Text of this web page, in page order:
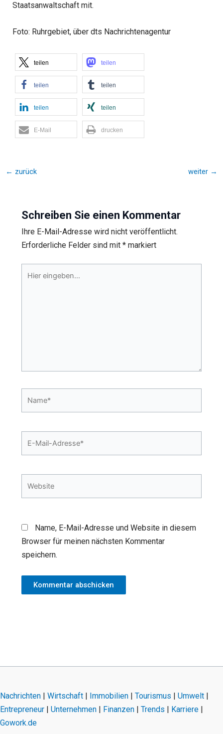
Staatsanwaltschaft mit.
Foto: Ruhrgebiet, über dts Nachrichtenagentur
teilen teilen
teilen teilen
teilen teilen
E-Mail drucken
← zurück weiter →
Schreiben Sie einen Kommentar
Ihre E-Mail-Adresse wird nicht veröffentlicht.
Erforderliche Felder sind mit *markiert
Name, E-Mail-Adresse und Website in diesem
Browser für meinen nächsten Kommentar
speichern.
Nachrichten | Wirtschaft | Immobilien | Tourismus | Umwelt |
Entrepreneur | Unternehmen | Finanzen | Trends | Karriere |
Gowork.de